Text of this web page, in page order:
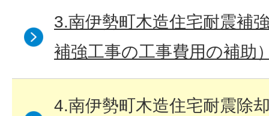
3.南伊勢町木造住宅耐震補
補強工事の工事費用の補助
4.南伊勢町木造住宅耐震除